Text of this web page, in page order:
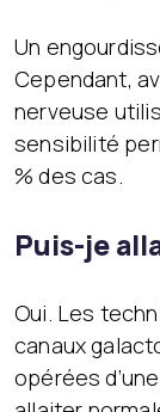
Un
Cependant,
nerveuse
sensibilité
% des cas.
Puis-je
Oui. Les
canaux
opérées d’une